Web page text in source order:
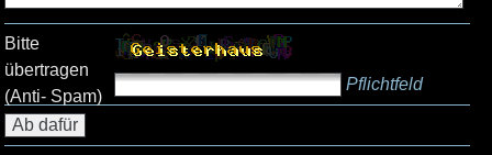
Bitte
übertragen
(Anti- Spam)
Pflichtfeld